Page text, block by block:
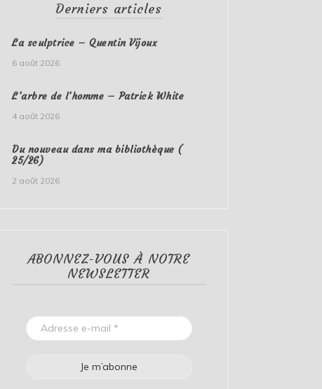
Derniers articles
La sculptrice – Quentin Vijoux
6 août 2026
L’arbre de l’homme – Patrick White
4 août 2026
Du nouveau dans ma bibliothèque (
25/26)
2 août 2026
ABONNEZ-VOUS À NOTRE
NEWSLETTER